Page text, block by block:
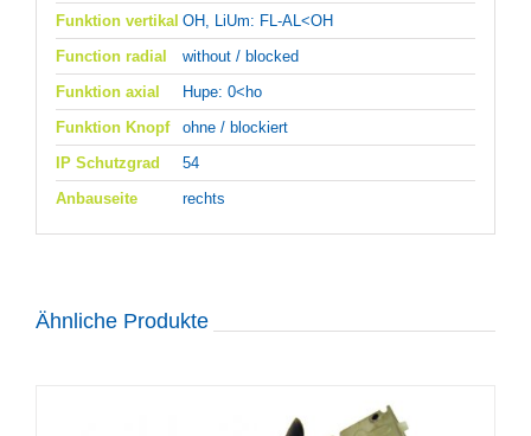
Funktion vertikal OH, LiUm: FL-AL<OH
Function radial
without / blocked
Funktion axial
Hupe: 0<ho
Funktion Knopf
ohne / blockiert
IP Schutzgrad
54
Anbauseite
rechts
Ähnliche Produkte